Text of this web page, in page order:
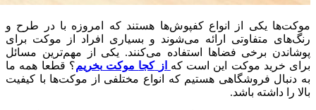
موکت‌ها یکی از انواع کفپوش‌ها هستند که امروزه با در طرح و
رنگ‌های متفاوتی ارائه می‌شوند و بسیاری افراد از موکت‌ برای
پوشاندن برخی فضاها استفاده می‌کنند. یکی از مهم‌ترین مسائل
برای خرید موکت این است که از کجا موکت بخریم؟ قطعا همه ما
به دنبال فروشگاهی هستیم که انواع مختلفی از موکت‌ها با کیفیت
بالا را داشته باشد.